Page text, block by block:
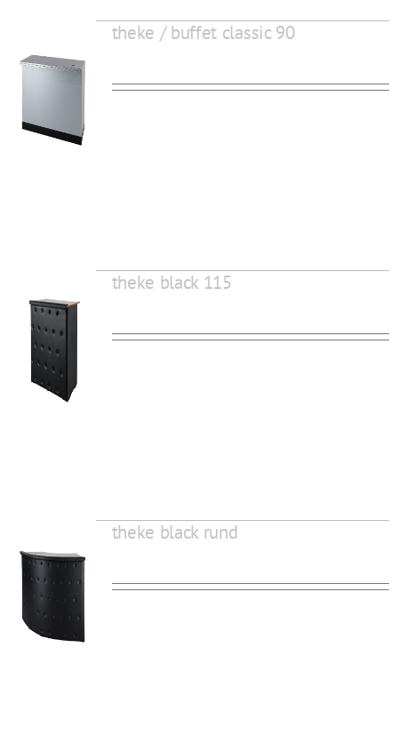
theke / buffet classic 90
theke black 115
theke black rund